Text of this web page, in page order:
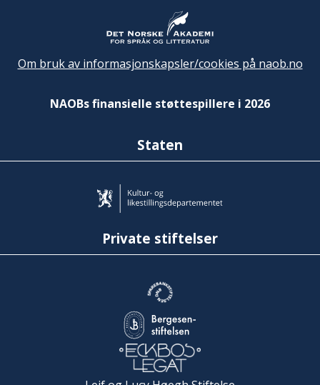
Om bruk av informasjonskapsler/cookies på naob.no
NAOBs finansielle støttespillere i 2026
Staten
Private stiftelser